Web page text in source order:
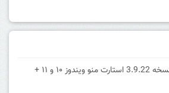
دانلود StartAllBack نسخه 3.9.22 استارت منو ویندوز ۱۰ و ۱۱ +